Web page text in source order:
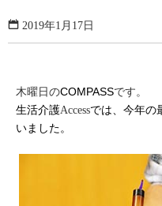
2019年1月17日
木曜日のCOMPASSです。
生活介護Accessでは、今年の
いました。